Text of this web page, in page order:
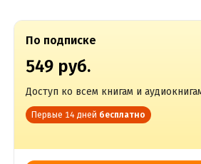
По подписке
549 руб.
Доступ ко всем книгам и
Первые 14 дней бесплатно